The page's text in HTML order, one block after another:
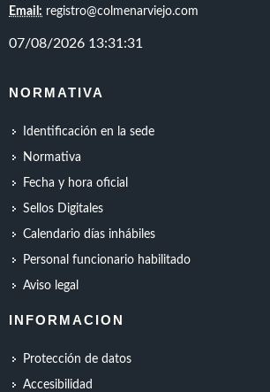
Email: registro@colmenarviejo.com
NORMATIVA
Identificación en la sede
Normativa
Fecha y hora oficial
Sellos Digitales
Calendario días inhábiles
Personal funcionario habilitado
Aviso legal
INFORMACION
Protección de datos
Accesibilidad